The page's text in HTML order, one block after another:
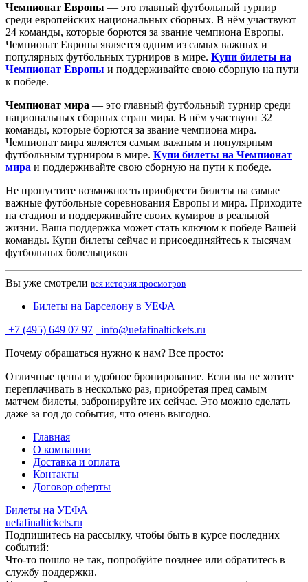
Чемпионат Европы — это главный футбольный турнир
среди европейских национальных сборных. В нём участвуют
24 команды, которые борются за звание чемпиона Европы.
Чемпионат Европы является одним из самых важных и
популярных футбольных турниров в мире. Купи билеты на
Чемпионат Европы и поддерживайте свою сборную на пути
к победе.
Чемпионат мира — это главный футбольный турнир среди
национальных сборных стран мира. В нём участвуют 32
команды, которые борются за звание чемпиона мира.
Чемпионат мира является самым важным и популярным
футбольным турниром в мире. Купи билеты на Чемпионат
мира и поддерживайте свою сборную на пути к победе.
Не пропустите возможность приобрести билеты на самые
важные футбольные соревнования Европы и мира. Приходите
на стадион и поддерживайте своих кумиров в реальной
жизни. Ваша поддержка может стать ключом к победе Вашей
команды. Купи билеты сейчас и присоединяйтесь к тысячам
футбольных болельщиков
Вы уже смотрели вся история просмотров
Билеты на Барселону в УЕФА
+7 (495) 649 07 97
info@uefafinaltickets.ru
Почему обращаться нужно к нам? Все просто:
Отличные цены и удобное бронирование. Если вы не хотите
переплачивать в несколько раз, приобретая пред самым
матчем билеты, забронируйте их сейчас. Это можно сделать
даже за год до события, что очень выгодно.
Главная
О компании
Доставка и оплата
Контакты
Договор оферты
Билеты на УЕФА
uefafinaltickets.ru
Подпишитесь на рассылку, чтобы быть в курсе последних
событий:
Что-то пошло не так, попробуйте позднее или обратитесь в
службу поддержки.